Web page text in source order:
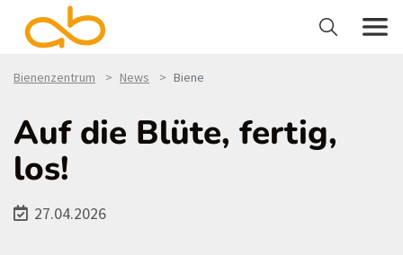
Bienenzentrum News Biene
Auf die Blüte, fertig,
los!
27.04.2026